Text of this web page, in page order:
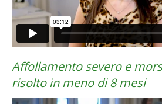
Affollamento severo e
risolto in meno di 8 mesi